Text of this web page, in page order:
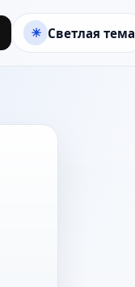
Светлая тема